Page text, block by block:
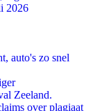
2026
auto's zo snel
Zeeland.
over plagiaat